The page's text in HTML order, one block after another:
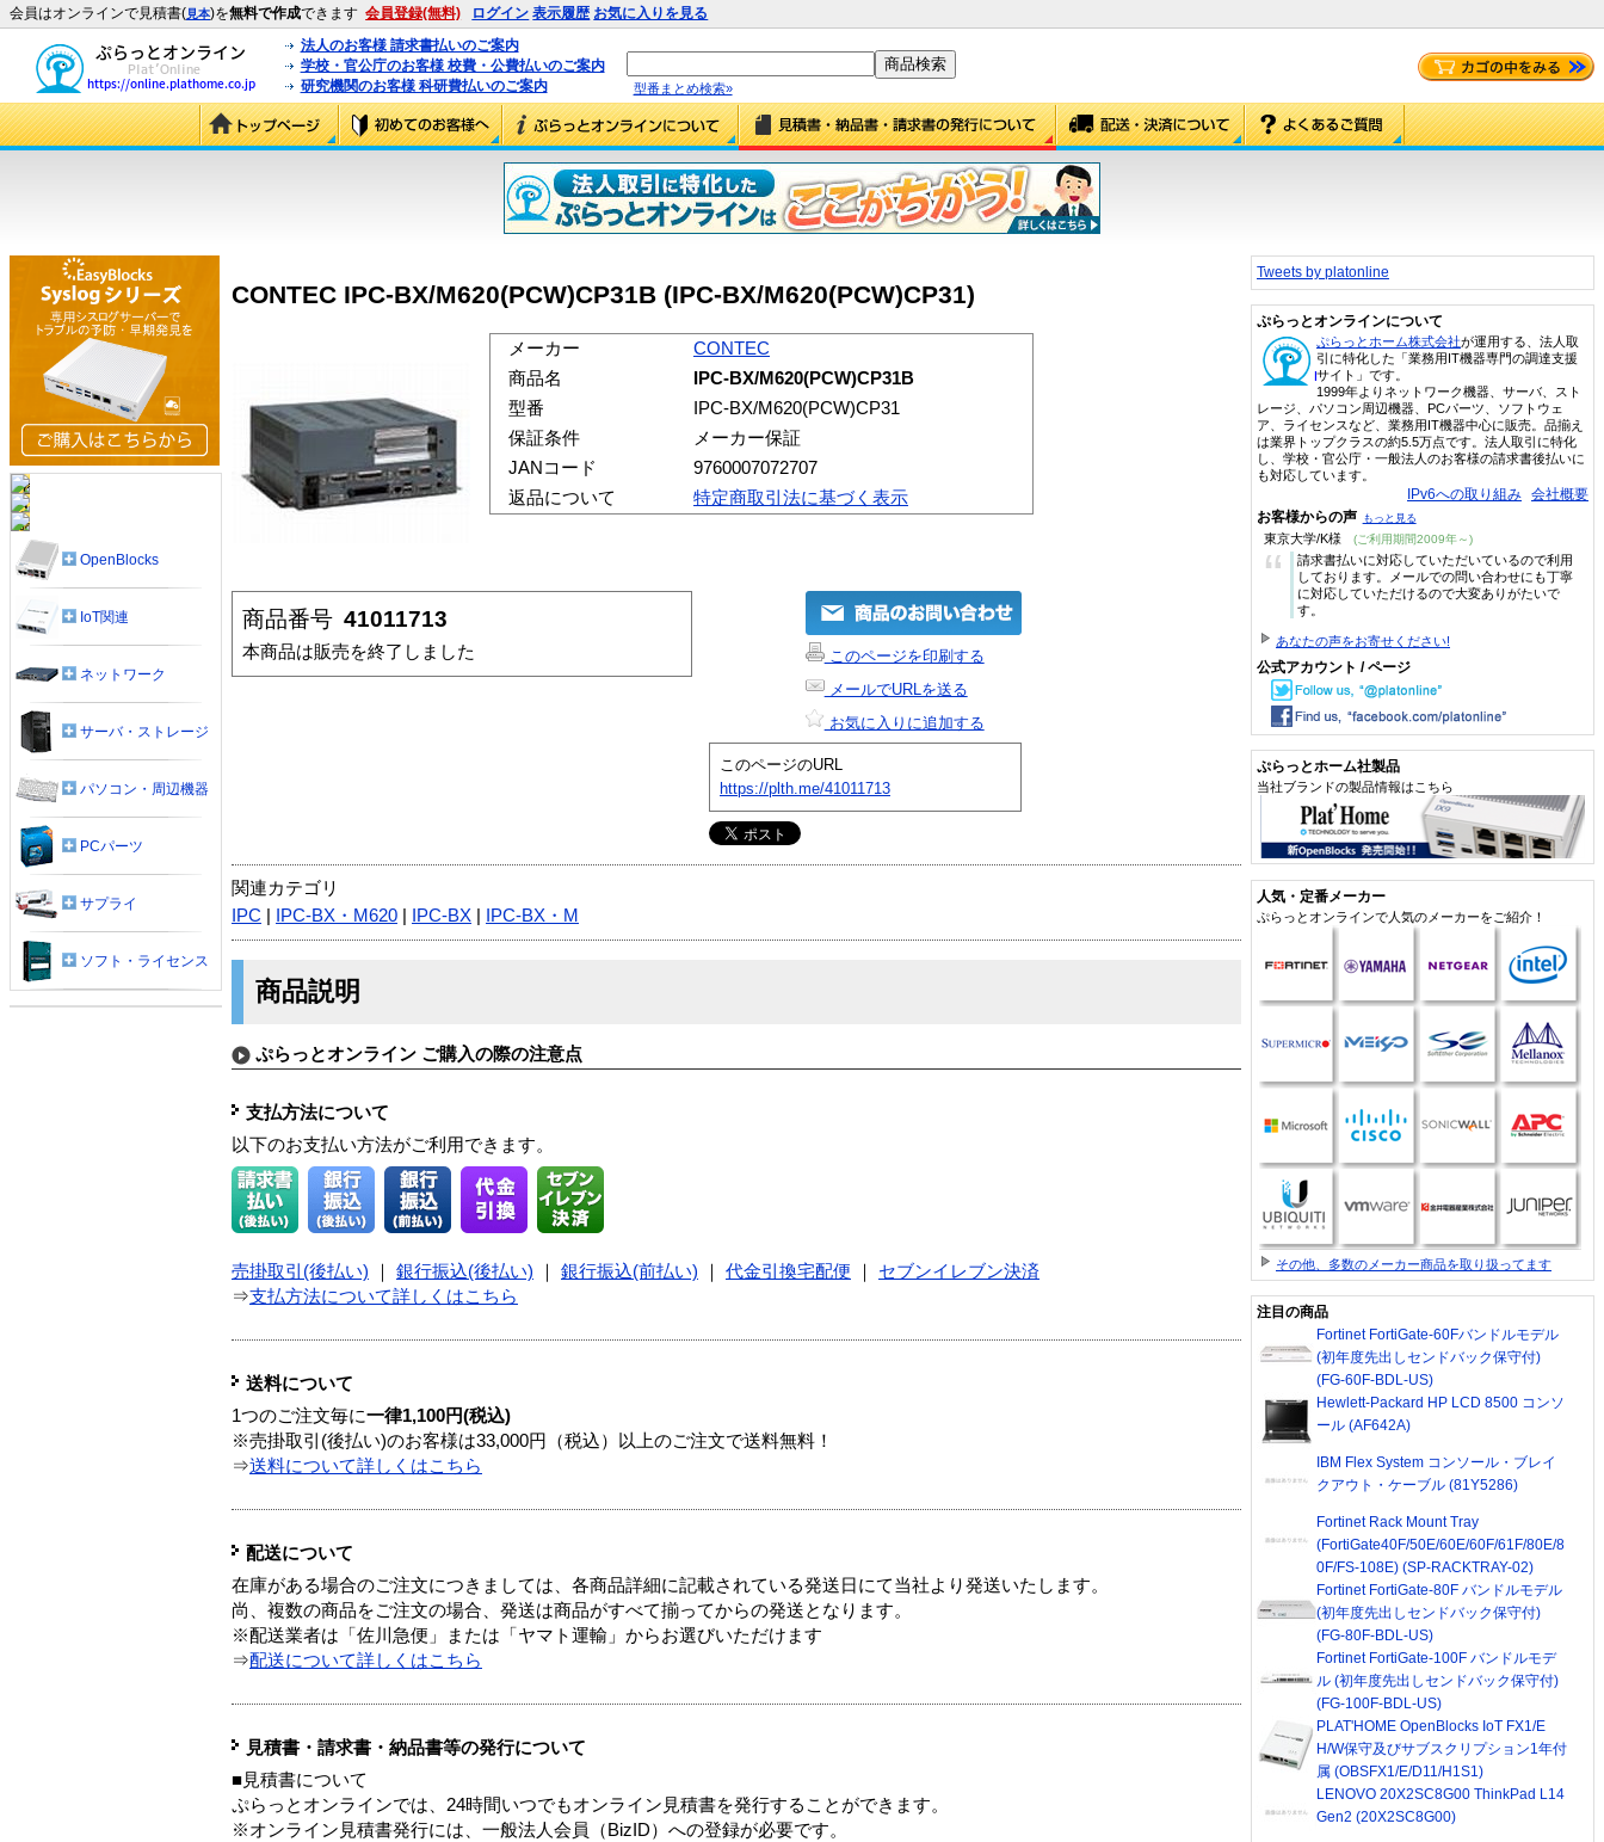
会員はオンラインで見積書(見本)を無料で作成できます 会員登録(無料) ログイン 表示履歴 お気に入りを見る
法人のお客様 請求書払いのご案内
学校・官公庁のお客様 校費・公費払いのご案内
研究機関のお客様 科研費払いのご案内
型番まとめ検索»
CONTEC IPC-BX/M620(PCW)CP31B (IPC-BX/M620(PCW)CP31)
メーカー
CONTEC
商品名
IPC-BX/M620(PCW)CP31B
型番
IPC-BX/M620(PCW)CP31
保証条件
メーカー保証
JANコード
9760007072707
返品について
特定商取引法に基づく表示
商品番号 41011713
本商品は販売を終了しました
このページを印刷する
メールでURLを送る
お気に入りに追加する
このページのURL
https://plth.me/41011713
関連カテゴリ
IPC
IPC-BX・M620 IPC-BX IPC-BX・M
商品説明
ぷらっとオンライン ご購入の際の注意点
支払方法について
以下のお支払い方法がご利用できます。
売掛取引(後払い) 銀行振込(後払い) 銀行振込(前払い) 代金引換宅配便
セブンイレブン決済
⇒支払方法について詳しくはこちら
送料について
1つのご注文毎に一律1,100円(税込)
※売掛取引(後払い)のお客様は33,000円（税込）以上のご注文で送料無料！
⇒送料について詳しくはこちら
配送について
在庫がある場合のご注文につきましては、各商品詳細に記載されている発送日にて当社より発送いたします。
尚、複数の商品をご注文の場合、発送は商品がすべて揃ってからの発送となります。
※配送業者は「佐川急便」または「ヤマト運輸」からお選びいただけます
⇒配送について詳しくはこちら
見積書・請求書・納品書等の発行について
■見積書について
ぷらっとオンラインでは、24時間いつでもオンライン見積書を発行することができます。
※オンライン見積書発行には、一般法人会員（BizID）への登録が必要です。
OpenBlocks
IoT関連
ネットワーク
サーバ・ストレージ
パソコン・周辺機器
PCパーツ
サプライ
ソフト・ライセンス
Tweets by platonline
ぷらっとオンラインについて
ぷらっとホーム株式会社が運用する、法人取
引に特化した「業務用IT機器専門の調達支援
サイト」です。
1999年よりネットワーク機器、サーバ、スト
レージ、パソコン周辺機器、PCパーツ、ソフトウェ
ア、ライセンスなど、業務用IT機器中心に販売。品揃え
は業界トップクラスの約5.5万点です。法人取引に特化
し、学校・官公庁・一般法人のお客様の請求書後払いに
も対応しています。
IPv6への取り組み 会社概要
お客様からの声 もっと見る
東京大学/K様 (ご利用期間2009年～)
“
請求書払いに対応していただいているので利用
しております。メールでの問い合わせにも丁寧
に対応していただけるので大変ありがたいで
す。
あなたの声をお寄せください!
公式アカウント / ページ
ぷらっとホーム社製品
当社ブランドの製品情報はこちら
人気・定番メーカー
ぷらっとオンラインで人気のメーカーをご紹介！
その他、多数のメーカー商品を取り扱ってます
注目の商品
Fortinet FortiGate-60Fバンドルモデル
(初年度先出しセンドバック保守付)
(FG-60F-BDL-US)
Hewlett-Packard HP LCD 8500 コンソ
ール (AF642A)
IBM Flex System コンソール・ブレイ
クアウト・ケーブル (81Y5286)
Fortinet Rack Mount Tray
(FortiGate40F/50E/60E/60F/61F/80E/8
0F/FS-108E) (SP-RACKTRAY-02)
Fortinet FortiGate-80F バンドルモデル
(初年度先出しセンドバック保守付)
(FG-80F-BDL-US)
Fortinet FortiGate-100F バンドルモデ
ル (初年度先出しセンドバック保守付)
(FG-100F-BDL-US)
PLAT'HOME OpenBlocks IoT FX1/E
H/W保守及びサブスクリプション1年付
属 (OBSFX1/E/D11/H1S1)
LENOVO 20X2SC8G00 ThinkPad L14
Gen2 (20X2SC8G00)